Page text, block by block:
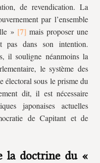
de revendication. La
par l’ensemble
»
mais proposer une
pas dans son intention.
il souligne néanmoins la
le système des
électoral sous le prisme du
dit, il est nécessaire
japonaises actuelles
de Capitant et de
la doctrine du «